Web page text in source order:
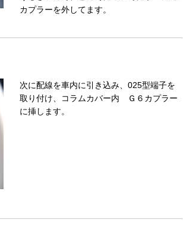
カプラーを外してます。
次に配線を車内に引き込み、025型端子を
取り付け、コラムカバー内 Ｇ６カプラー
に挿します。